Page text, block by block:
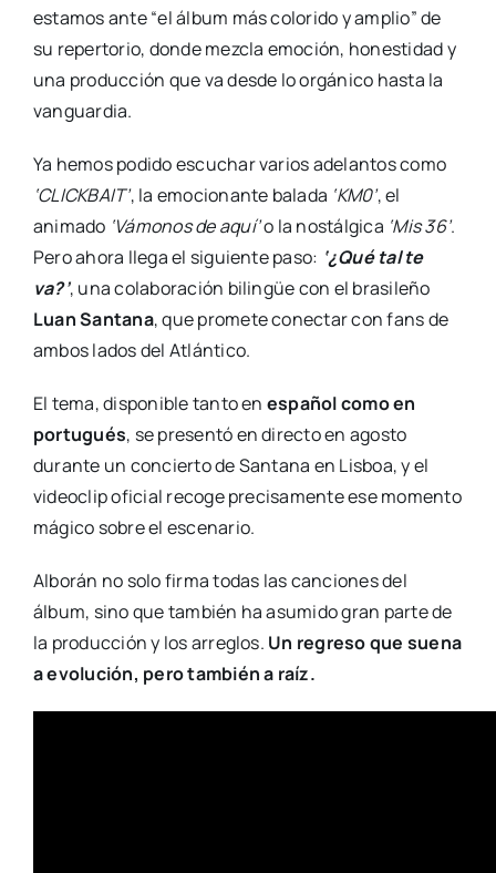
estamos ante “el álbum más colorido y amplio” de
su repertorio, donde mezcla emoción, honestidad y
una producción que va desde lo orgánico hasta la
vanguardia.
Ya hemos podido escuchar varios adelantos como
‘CLICKBAIT’, la emocionante balada ‘KM0’, el
animado ‘Vámonos de aquí’o la nostálgica ‘Mis 36’.
Pero ahora llega el siguiente paso: ‘¿Qué tal te
va?’, una colaboración bilingüe con el brasileño
Luan Santana, que promete conectar con fans de
ambos lados del Atlántico.
El tema, disponible tanto en español como en
portugués, se presentó en directo en agosto
durante un concierto de Santana en Lisboa, y el
videoclip oficial recoge precisamente ese momento
mágico sobre el escenario.
Alborán no solo firma todas las canciones del
álbum, sino que también ha asumido gran parte de
la producción y los arreglos. Un regreso que suena
a evolución, pero también a raíz.